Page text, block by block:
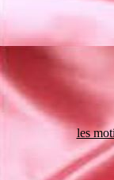
les